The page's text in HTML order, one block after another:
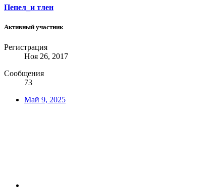
Пепел_и тлен
Активный участник
Регистрация
Ноя 26, 2017
Сообщения
73
Май 9, 2025